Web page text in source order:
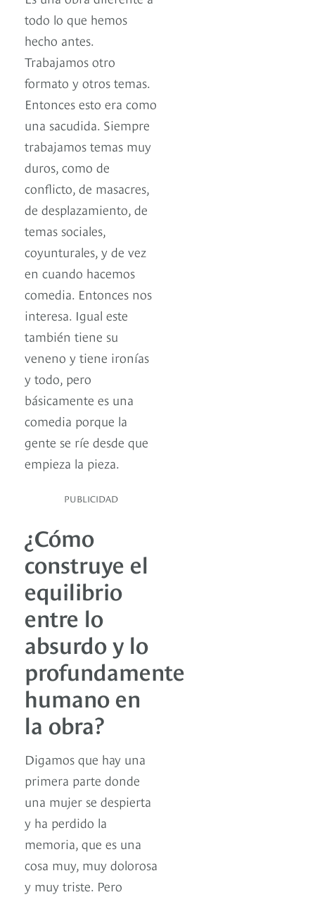
todo lo que hemos
hecho antes.
Trabajamos otro
formato y otros temas.
Entonces esto era como
una sacudida. Siempre
trabajamos temas muy
duros, como de
conflicto, de masacres,
de desplazamiento, de
temas sociales,
coyunturales, y de vez
en cuando hacemos
comedia. Entonces nos
interesa. Igual este
también tiene su
veneno y tiene ironías
y todo, pero
básicamente es una
comedia porque la
gente se ríe desde que
empieza la pieza.
PUBLICIDAD
¿Cómo
construye el
equilibrio
entre lo
absurdo y lo
profundamente
humano en
la obra?
Digamos que hay una
primera parte donde
una mujer se despierta
y ha perdido la
memoria, que es una
cosa muy, muy dolorosa
y muy triste. Pero